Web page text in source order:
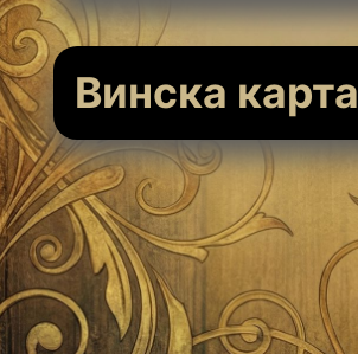
Винска карта